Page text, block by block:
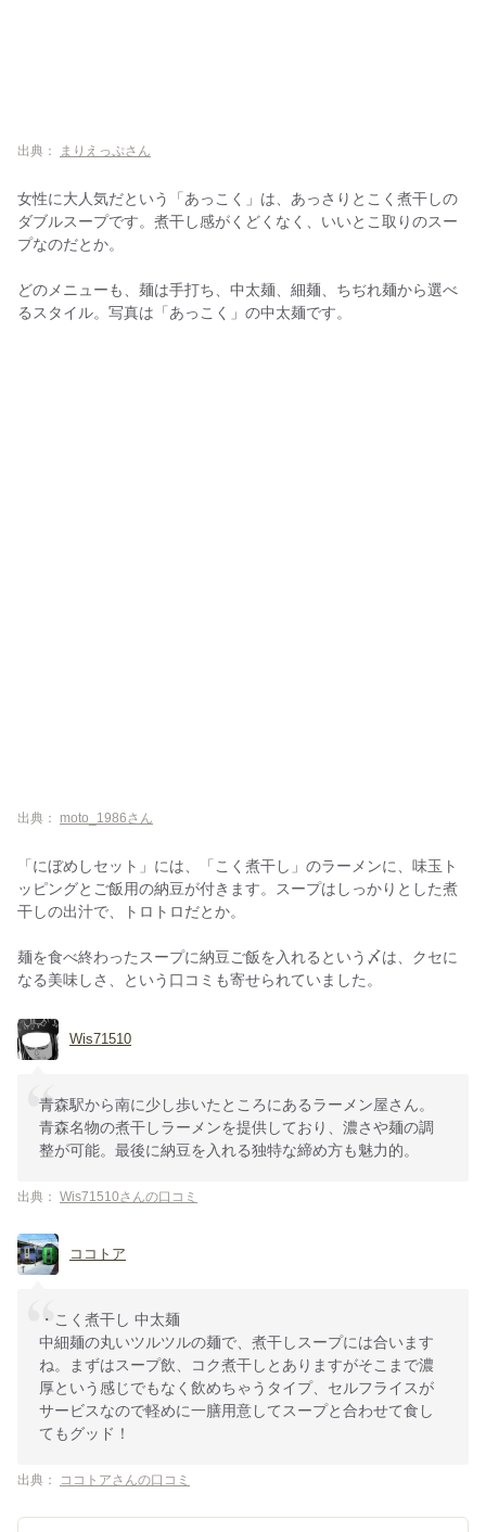
出典： まりえっぷさん
女性に大人気だという「あっこく」は、あっさりとこく煮干しの
ダブルスープです。煮干し感がくどくなく、いいとこ取りのスー
プなのだとか。
どのメニューも、麺は手打ち、中太麺、細麺、ちぢれ麺から選べ
るスタイル。写真は「あっこく」の中太麺です。
出典： moto_1986さん
「にぼめしセット」には、「こく煮干し」のラーメンに、味玉ト
ッピングとご飯用の納豆が付きます。スープはしっかりとした煮
干しの出汁で、トロトロだとか。
麺を食べ終わったスープに納豆ご飯を入れるという〆は、クセに
なる美味しさ、という口コミも寄せられていました。
Wis71510
青森駅から南に少し歩いたところにあるラーメン屋さん。
青森名物の煮干しラーメンを提供しており、濃さや麺の調
整が可能。最後に納豆を入れる独特な締め方も魅力的。
出典： Wis71510さんの口コミ
ココトア
・こく煮干し 中太麺
中細麺の丸いツルツルの麺で、煮干しスープには合います
ね。まずはスープ飲、コク煮干しとありますがそこまで濃
厚という感じでもなく飲めちゃうタイプ、セルフライスが
サービスなので軽めに一膳用意してスープと合わせて食し
てもグッド！
出典： ココトアさんの口コミ